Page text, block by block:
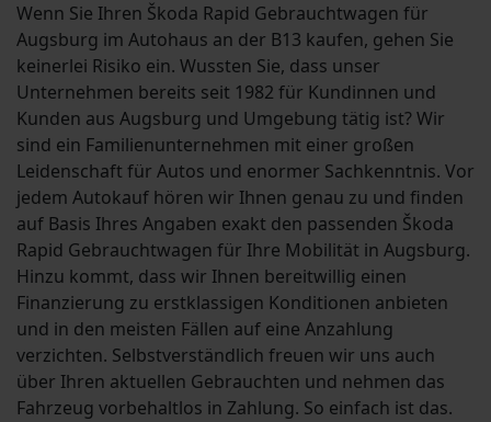
Wenn Sie Ihren Škoda Rapid Gebrauchtwagen für
Augsburg im Autohaus an der B13 kaufen, gehen Sie
keinerlei Risiko ein. Wussten Sie, dass unser
Unternehmen bereits seit 1982 für Kundinnen und
Kunden aus Augsburg und Umgebung tätig ist? Wir
sind ein Familienunternehmen mit einer großen
Leidenschaft für Autos und enormer Sachkenntnis. Vor
jedem Autokauf hören wir Ihnen genau zu und finden
auf Basis Ihres Angaben exakt den passenden Škoda
Rapid Gebrauchtwagen für Ihre Mobilität in Augsburg.
Hinzu kommt, dass wir Ihnen bereitwillig einen
Finanzierung zu erstklassigen Konditionen anbieten
und in den meisten Fällen auf eine Anzahlung
verzichten. Selbstverständlich freuen wir uns auch
über Ihren aktuellen Gebrauchten und nehmen das
Fahrzeug vorbehaltlos in Zahlung. So einfach ist das.